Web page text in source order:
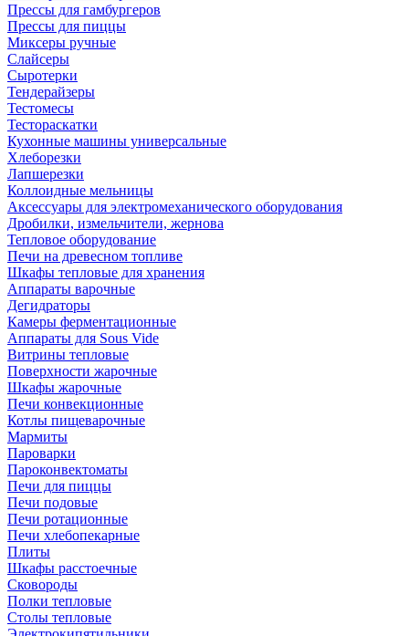
Прессы для гамбургеров
Прессы для пиццы
Миксеры ручные
Слайсеры
Сыротерки
Тендерайзеры
Тестомесы
Тестораскатки
Кухонные машины универсальные
Хлеборезки
Лапшерезки
Коллоидные мельницы
Аксессуары для электромеханического оборудования
Дробилки, измельчители, жернова
Тепловое оборудование
Печи на древесном топливе
Шкафы тепловые для хранения
Аппараты варочные
Дегидраторы
Камеры ферментационные
Аппараты для Sous Vide
Витрины тепловые
Поверхности жарочные
Шкафы жарочные
Печи конвекционные
Котлы пищеварочные
Мармиты
Пароварки
Пароконвектоматы
Печи для пиццы
Печи подовые
Печи ротационные
Печи хлебопекарные
Плиты
Шкафы расстоечные
Сковороды
Полки тепловые
Столы тепловые